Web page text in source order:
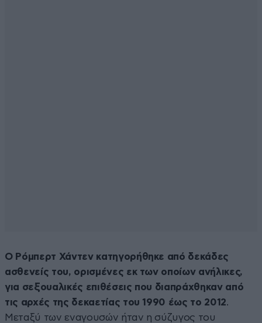
Ο Ρόμπερτ Χάντεν κατηγορήθηκε από δεκάδες
ασθενείς του, ορισμένες εκ των οποίων ανήλικες,
για σεξουαλικές επιθέσεις που διαπράχθηκαν από
τις αρχές της δεκαετίας του 1990 έως το 2012.
Μεταξύ των εναγουσών ήταν η σύζυγος του